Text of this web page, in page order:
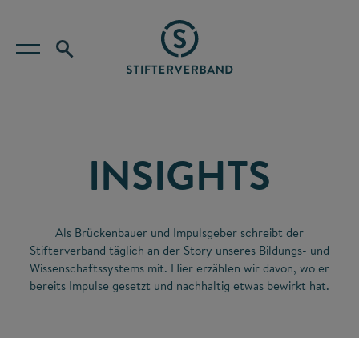
INSIGHTS
Als Brückenbauer und Impulsgeber schreibt der
Stifterverband täglich an der Story unseres Bildungs- und
Wissenschaftssystems mit. Hier erzählen wir davon, wo er
bereits Impulse gesetzt und nachhaltig etwas bewirkt hat.